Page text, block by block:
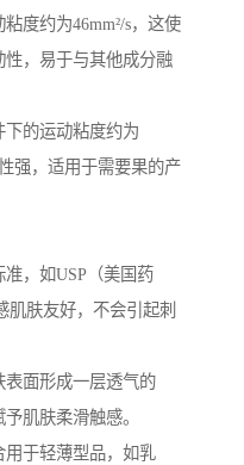
度约为46mm²/s，这使
，易于与其他成分融
的运动粘度约为
强，适用于需要果的产
，如USP（美国药
肌肤友好，不会引起刺
面形成一层透气的
肌肤柔滑触感。
用于轻薄型品，如乳